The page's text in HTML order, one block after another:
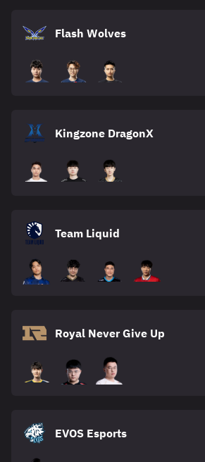
Flash Wolves
Kingzone DragonX
Team Liquid
Royal Never Give Up
EVOS Esports